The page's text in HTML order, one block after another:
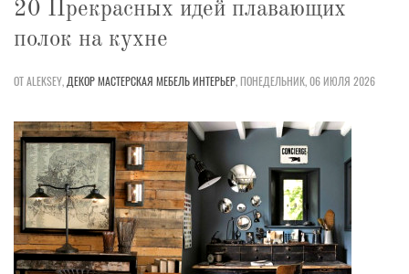
20 Прекрасных идей плавающих
полок на кухне
ОТ ALEKSEY, ДЕКОРМАСТЕРСКАЯ МЕБЕЛЬИНТЕРЬЕР,ПОНЕДЕЛЬНИК, 06 ИЮЛЯ 2026